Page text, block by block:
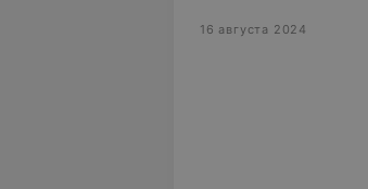
16 августа 2024